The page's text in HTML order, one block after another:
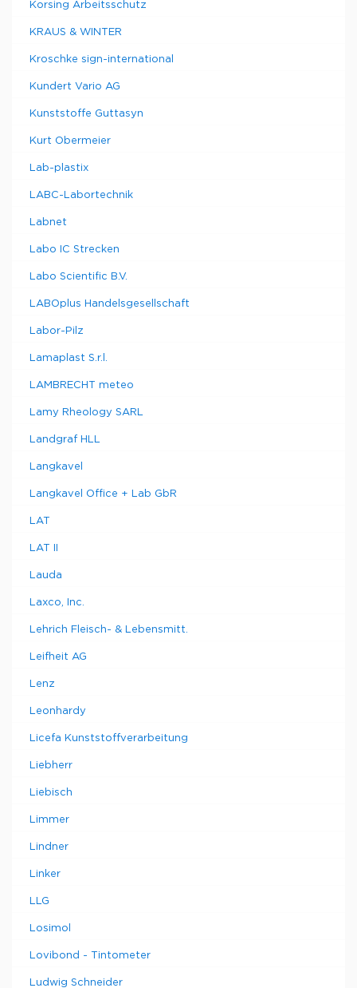
Korsing Arbeitsschutz
KRAUS & WINTER
Kroschke sign-international
Kundert Vario AG
Kunststoffe Guttasyn
Kurt Obermeier
Lab-plastix
LABC-Labortechnik
Labnet
Labo IC Strecken
Labo Scientific B.V.
LABOplus Handelsgesellschaft
Labor-Pilz
Lamaplast S.r.l.
LAMBRECHT meteo
Lamy Rheology SARL
Landgraf HLL
Langkavel
Langkavel Office + Lab GbR
LAT
LAT II
Lauda
Laxco, Inc.
Lehrich Fleisch- & Lebensmitt.
Leifheit AG
Lenz
Leonhardy
Licefa Kunststoffverarbeitung
Liebherr
Liebisch
Limmer
Lindner
Linker
LLG
Losimol
Lovibond - Tintometer
Ludwig Schneider